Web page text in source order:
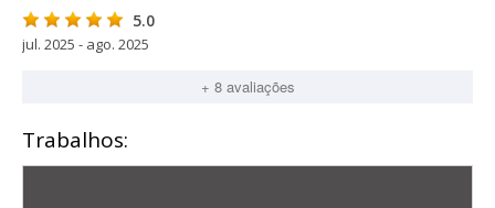
5.0
jul. 2025 - ago. 2025
+ 8 avaliações
Trabalhos: